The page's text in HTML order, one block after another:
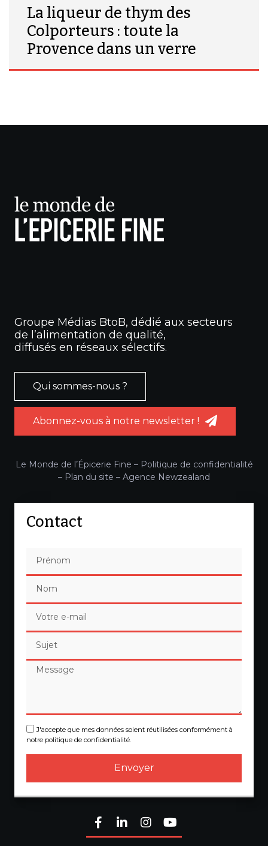
La liqueur de thym des
Colporteurs : toute la
Provence dans un verre
Groupe Médias BtoB, dédié aux secteurs
de l’alimentation de qualité,
diffusés en réseaux sélectifs.
Qui sommes-nous ?
Abonnez-vous à notre newsletter !
Le Monde de l’Épicerie Fine – Politique de confidentialité
– Plan du site – Agence Newzealand
Contact
J'accepte que mes données soient réutilisées conformément à
notre politique de confidentialité.
Envoyer